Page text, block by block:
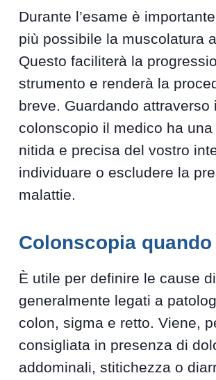
Durante l’esame è
più possibile la muscolatura
Questo faciliterà la
strumento e renderà la
breve. Guardando attraverso
colonscopio il medico ha
nitida e precisa del vostro
individuare o escludere la
malattie.
Colonscopia
È utile per definire le cause
generalmente legati a
colon, sigma e retto. Viene,
consigliata in presenza di
addominali, stitichezza o